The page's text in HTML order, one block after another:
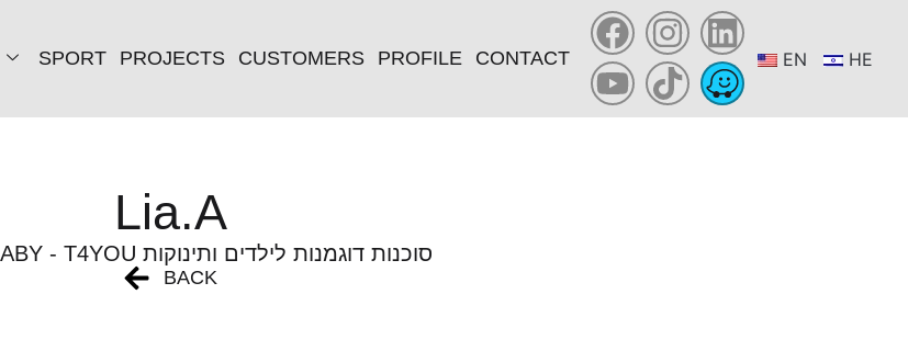
SPORT PROJECTS CUSTOMERS PROFILE CONTACT EN HE
Lia.A
KIDS & BABY - T4YOU סוכנות דוגמנות לילדים ותינוקות
BACK